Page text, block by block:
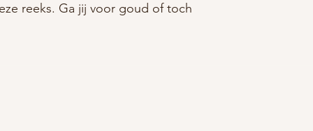
reeks. Ga jij voor goud of toch